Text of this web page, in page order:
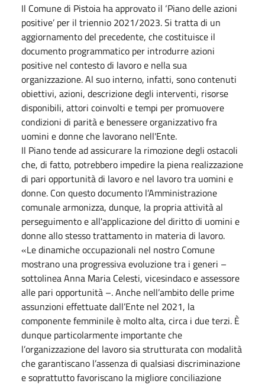
Il Comune di Pistoia ha approvato il ‘Piano delle azioni
positive’ per il triennio 2021/2023. Si tratta di un
aggiornamento del precedente, che costituisce il
documento programmatico per introdurre azioni
positive nel contesto di lavoro e nella sua
organizzazione. Al suo interno, infatti, sono contenuti
obiettivi, azioni, descrizione degli interventi, risorse
disponibili, attori coinvolti e tempi per promuovere
condizioni di parità e benessere organizzativo fra
uomini e donne che lavorano nell'Ente.
Il Piano tende ad assicurare la rimozione degli ostacoli
che, di fatto, potrebbero impedire la piena realizzazione
di pari opportunità di lavoro e nel lavoro tra uomini e
donne. Con questo documento l’Amministrazione
comunale armonizza, dunque, la propria attività al
perseguimento e all'applicazione del diritto di uomini e
donne allo stesso trattamento in materia di lavoro.
«Le dinamiche occupazionali nel nostro Comune
mostrano una progressiva evoluzione tra i generi –
sottolinea Anna Maria Celesti, vicesindaco e assessore
alle pari opportunità –. Anche nell’ambito delle prime
assunzioni effettuate dall’Ente nel 2021, la
componente femminile è molto alta, circa i due terzi. È
dunque particolarmente importante che
l’organizzazione del lavoro sia strutturata con modalità
che garantiscano l’assenza di qualsiasi discriminazione
e soprattutto favoriscano la migliore conciliazione